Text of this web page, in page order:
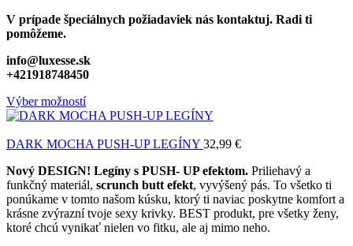
V prípade špeciálnych požiadaviek nás kontaktuj. Radi ti
pomôžeme.
info@luxesse.sk
+421918748450
Výber možností
DARK MOCHA PUSH-UP LEGÍNY 32,99 €
Nový DESIGN! Legíny s PUSH- UP efektom. Priliehavý a
funkčný materiál, scrunch butt efekt, vyvýšený pás. To všetko ti
ponúkame v tomto našom kúsku, ktorý ti naviac poskytne komfort a
krásne zvýrazní tvoje sexy krivky. BEST produkt, pre všetky ženy,
ktoré chcú vynikať nielen vo fitku, ale aj mimo neho.